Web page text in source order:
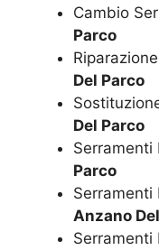
Cambio
Parco
Del Parco
Del Parco
Serramenti
Parco
Serramenti
Anzano
Serramenti